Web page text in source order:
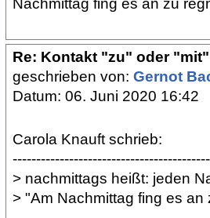
Nachmittag fing es an zu
Re: Kontakt "zu" oder
geschrieben von: Gernot
Datum: 06. Juni 2020 16:42
Carola Knauft schrieb:
> nachmittags heißt: jeden
> "Am Nachmittag fing es an